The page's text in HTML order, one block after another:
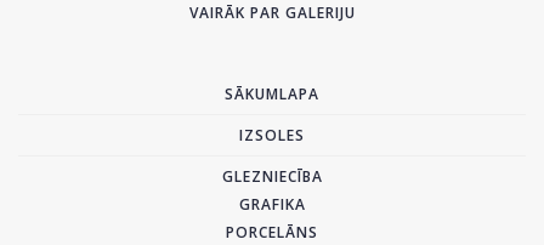
VAIRĀK PAR GALERIJU
SĀKUMLAPA
IZSOLES
GLEZNIECĪBA
GRAFIKA
PORCELĀNS